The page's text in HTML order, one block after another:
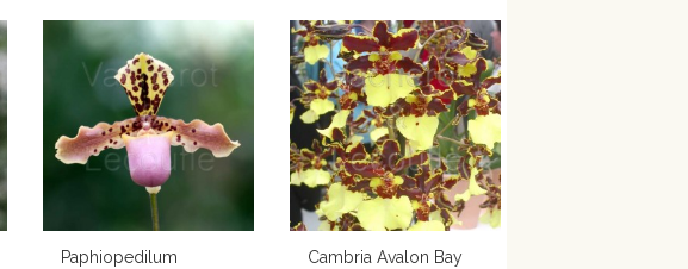
Paphiopedilum
Cambria Avalon Bay